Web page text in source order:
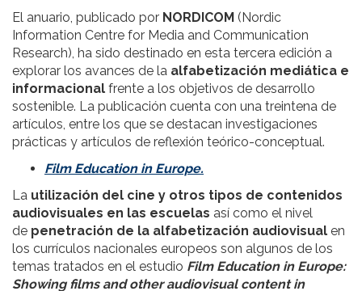
El anuario, publicado por NORDICOM (Nordic
Information Centre for Media and Communication
Research), ha sido destinado en esta tercera edición a
explorar los avances de la alfabetización mediática e
informacional frente a los objetivos de desarrollo
sostenible. La publicación cuenta con una treintena de
artículos, entre los que se destacan investigaciones
prácticas y artículos de reflexión teórico-conceptual.
Film Education in Europe.
La utilización del cine y otros tipos de contenidos
audiovisuales en las escuelas así como el nivel
de penetración de la alfabetización audiovisual en
los currículos nacionales europeos son algunos de los
temas tratados en el estudio Film Education in Europe:
Showing films and other audiovisual content in